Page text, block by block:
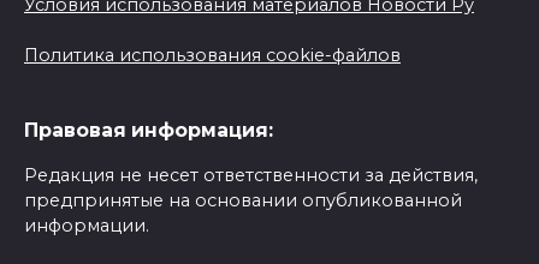
Условия использования материалов Новости Ру
Политика использования cookie-файлов
Правовая информация:
Редакция не несет ответственности за действия,
предпринятые на основании опубликованной
информации.